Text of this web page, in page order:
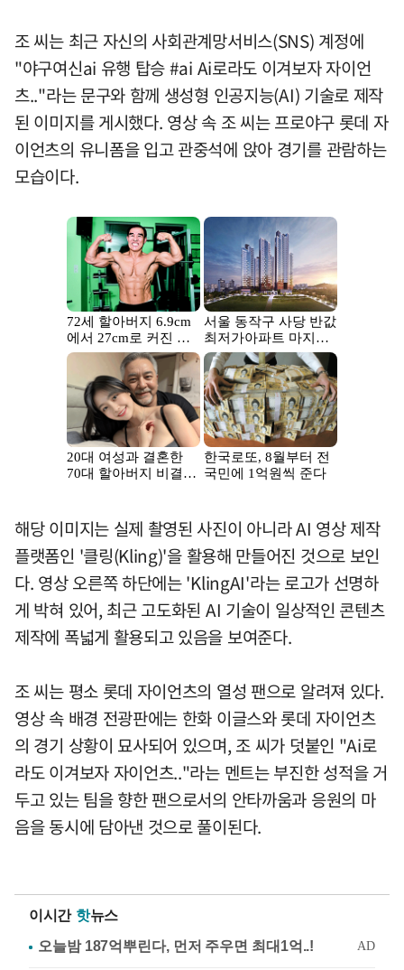
조 씨는 최근 자신의 사회관계망서비스(SNS) 계정에
"야구여신ai 유행 탑승 #ai Ai로라도 이겨보자 자이언
츠.."라는 문구와 함께 생성형 인공지능(AI) 기술로 제작
된 이미지를 게시했다. 영상 속 조 씨는 프로야구 롯데 자
이언츠의 유니폼을 입고 관중석에 앉아 경기를 관람하는
모습이다.
해당 이미지는 실제 촬영된 사진이 아니라 AI 영상 제작
플랫폼인 '클링(Kling)'을 활용해 만들어진 것으로 보인
다. 영상 오른쪽 하단에는 'KlingAI'라는 로고가 선명하
게 박혀 있어, 최근 고도화된 AI 기술이 일상적인 콘텐츠
제작에 폭넓게 활용되고 있음을 보여준다.
조 씨는 평소 롯데 자이언츠의 열성 팬으로 알려져 있다.
영상 속 배경 전광판에는 한화 이글스와 롯데 자이언츠
의 경기 상황이 묘사되어 있으며, 조 씨가 덧붙인 "Ai로
라도 이겨보자 자이언츠.."라는 멘트는 부진한 성적을 거
두고 있는 팀을 향한 팬으로서의 안타까움과 응원의 마
음을 동시에 담아낸 것으로 풀이된다.
이시간 핫뉴스